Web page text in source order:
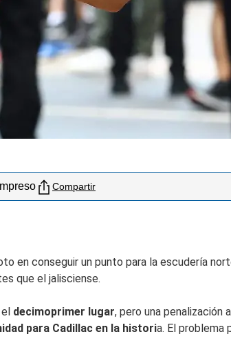
Compartir
en conseguir un punto para la escudería
que el jalisciense.
decimoprimer lugar, pero una penalización
para Cadillac en la historia. El problema